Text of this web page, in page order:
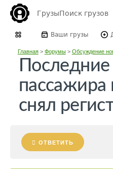
ГрузыПоиск грузов
Ваши грузы
Главная> Форумы> Обсуждение
пассажира
снял
ОТВЕТИТЬ